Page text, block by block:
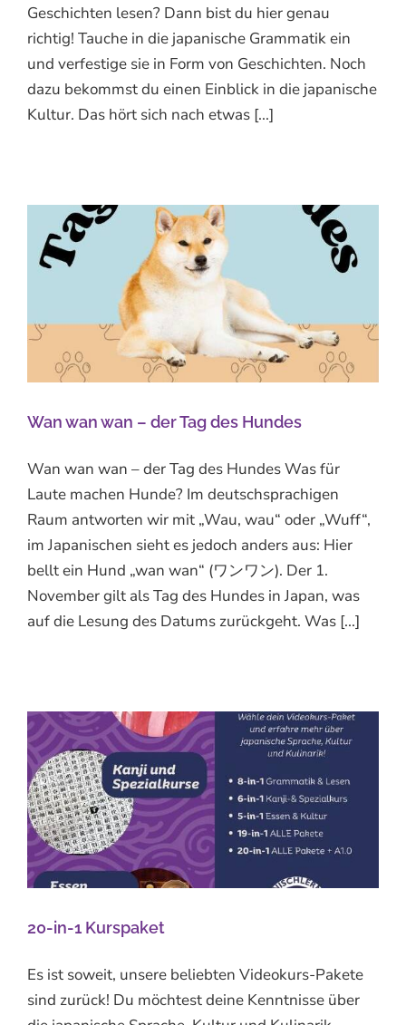
Geschichten lesen? Dann bist du hier genau
richtig! Tauche in die japanische Grammatik ein
und verfestige sie in Form von Geschichten. Noch
dazu bekommst du einen Einblick in die japanische
Kultur. Das hört sich nach etwas [...]
Wan wan wan – der Tag des Hundes
Wan wan wan – der Tag des Hundes Was für
Laute machen Hunde? Im deutschsprachigen
Raum antworten wir mit „Wau, wau“ oder „Wuff“,
im Japanischen sieht es jedoch anders aus: Hier
bellt ein Hund „wan wan“ (ワンワン). Der 1.
November gilt als Tag des Hundes in Japan, was
auf die Lesung des Datums zurückgeht. Was [...]
20-in-1 Kurspaket
Es ist soweit, unsere beliebten Videokurs-Pakete
sind zurück! Du möchtest deine Kenntnisse über